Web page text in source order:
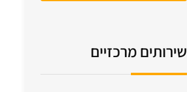
שירותים מרכזיים